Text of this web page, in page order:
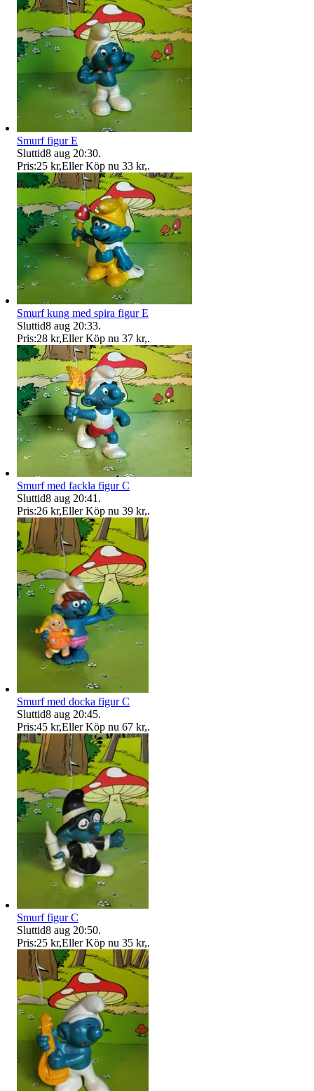
Smurf figur E
Sluttid8 aug 20:30.
Pris:25 kr,Eller Köp nu 33 kr,.
Smurf kung med spira figur E
Sluttid8 aug 20:33.
Pris:28 kr,Eller Köp nu 37 kr,.
Smurf med fackla figur C
Sluttid8 aug 20:41 .
Pris:26 kr,Eller Köp nu 39 kr,.
Smurf med docka figur C
Sluttid8 aug 20:45.
Pris:45 kr,Eller Köp nu 67 kr,.
Smurf figur C
Sluttid8 aug 20:50.
Pris:25 kr,Eller Köp nu 35 kr,.